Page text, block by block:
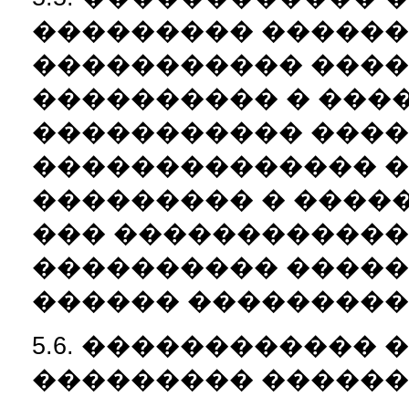
���������
�����������
���������� �
�����������
��������������
��������� �
���
����������
������
5.6. ������������
���������